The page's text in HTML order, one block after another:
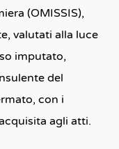
(OMISSIS),
valutati alla luce
imputato,
del
con i
agli atti.